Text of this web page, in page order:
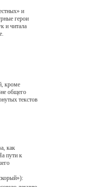
и
герои
и читала
кроме
общего
текстов
как
пути к